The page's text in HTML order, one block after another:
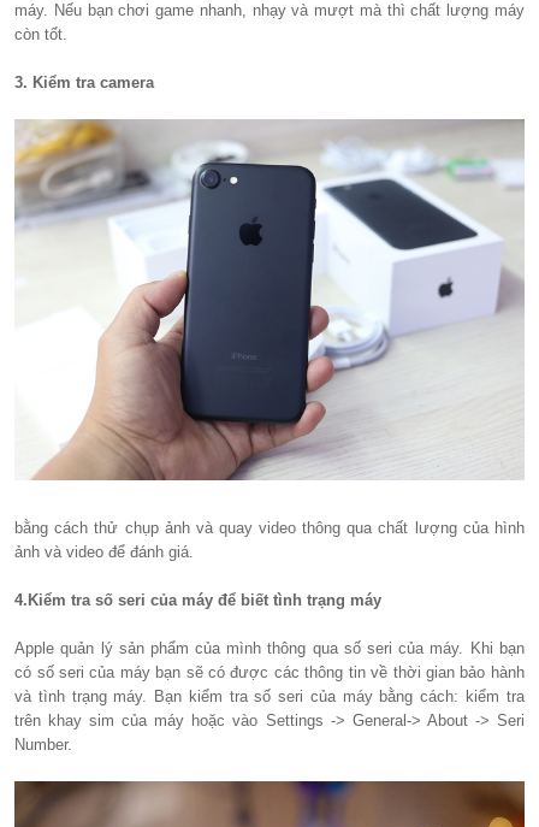
máy. Nếu bạn chơi game nhanh, nhạy và mượt mà thì chất lượng máy
còn tốt.
3. Kiểm tra camera
bằng cách thử chụp ảnh và quay video thông qua chất lượng của hình
ảnh và video để đánh giá.
4.Kiểm tra số seri của máy để biết tình trạng máy
Apple quản lý sản phẩm của mình thông qua số seri của máy. Khi bạn
có số seri của máy bạn sẽ có được các thông tin về thời gian bảo hành
và tình trạng máy. Bạn kiểm tra số seri của máy bằng cách: kiểm tra
trên khay sim của máy hoặc vào Settings -> General-> About -> Seri
Number.